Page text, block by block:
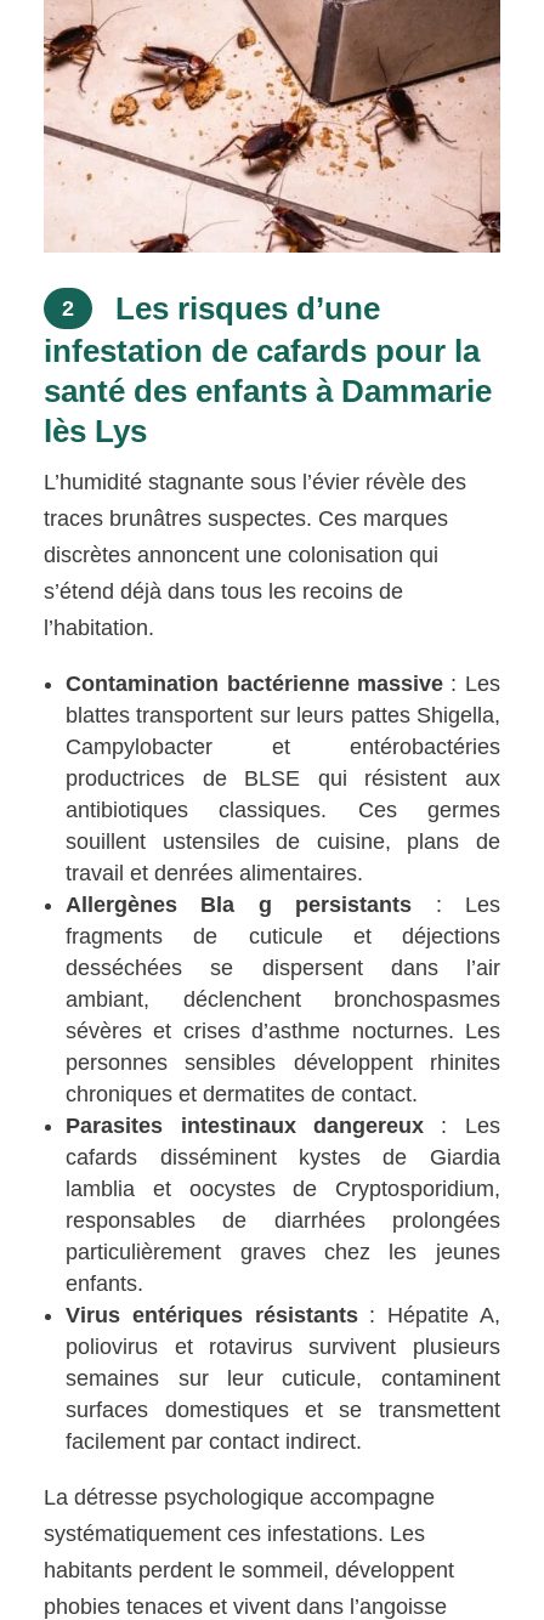
2
Les risques d’une
infestation de cafards pour la
santé des enfants à Dammarie
lès Lys
L’humidité stagnante sous l’évier révèle des
traces brunâtres suspectes. Ces marques
discrètes annoncent une colonisation qui
s’étend déjà dans tous les recoins de
l’habitation.
Contamination bactérienne massive : Les
blattes transportent sur leurs pattes Shigella,
Campylobacter et entérobactéries
productrices de BLSE qui résistent aux
antibiotiques classiques. Ces germes
souillent ustensiles de cuisine, plans de
travail et denrées alimentaires.
Allergènes Bla g persistants : Les
fragments de cuticule et déjections
desséchées se dispersent dans l’air
ambiant, déclenchent bronchospasmes
sévères et crises d’asthme nocturnes. Les
personnes sensibles développent rhinites
chroniques et dermatites de contact.
Parasites intestinaux dangereux : Les
cafards disséminent kystes de Giardia
lamblia et oocystes de Cryptosporidium,
responsables de diarrhées prolongées
particulièrement graves chez les jeunes
enfants.
Virus entériques résistants: Hépatite A,
poliovirus et rotavirus survivent plusieurs
semaines sur leur cuticule, contaminent
surfaces domestiques et se transmettent
facilement par contact indirect.
La détresse psychologique accompagne
systématiquement ces infestations. Les
habitants perdent le sommeil, développent
phobies tenaces et vivent dans l’angoisse